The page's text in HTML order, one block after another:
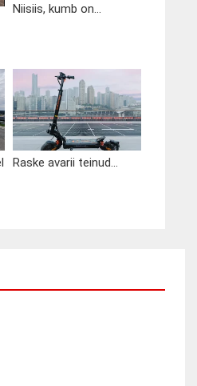
Niisiis, kumb on...
Raske avarii teinud...